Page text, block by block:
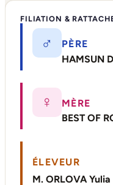
FILIATION &
♂
PÈRE
HAMSUN
♀
MÈRE
BEST OF
ÉLEVEUR
M. ORLOVA Yulia